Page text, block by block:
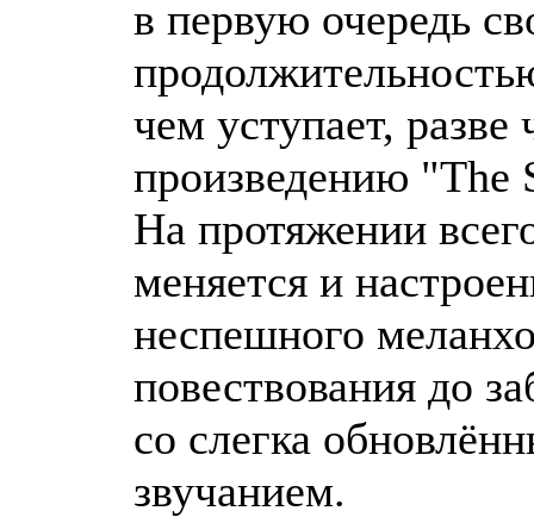
в первую очередь
чем уступает,
произведению "The
На протяжении
меняется и
неспешного
повествования до
со слегка
звучанием.